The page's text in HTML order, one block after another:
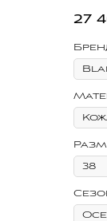
27